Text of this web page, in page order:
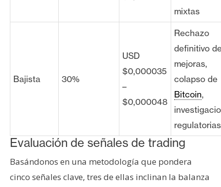
mixtas
Bajista 30%
USD
$0,000035
–
$0,000048
Rechazo
definitivo
mejoras,
colapso de
Bitcoin,
regulatorias
Evaluación de señales de trading
Basándonos en una metodología que pondera
cinco señales clave, tres de ellas inclinan la balanza